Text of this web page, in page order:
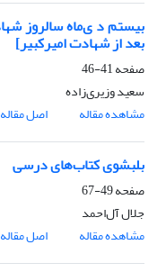
بعد از شهادت امیرکبیر]
صفحه41-46
سعید وزیری‌زاده
مشاهده مقاله
اصل مقاله
بلبشوی کتاب‌های درسی
صفحه49-67
جلال آل‌احمد
مشاهده مقاله
اصل مقاله